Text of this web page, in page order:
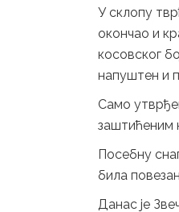
У склопу
окончао и
косовског
напуштен и
Само
заштићеним
Посебну
била
Данас је